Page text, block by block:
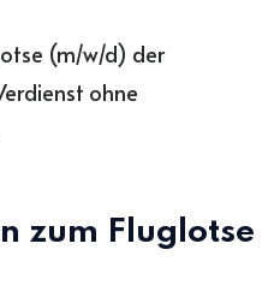
(m/w/d) der
ohne
zum Fluglotse